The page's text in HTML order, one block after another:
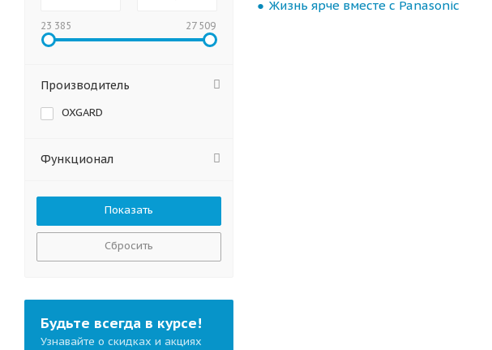
Жизнь ярче вместе с Panasonic
23 385 27 509
Производитель
OXGARD
Функционал
Сбросить
Будьте всегда в курсе!
Узнавайте о скидках и акциях